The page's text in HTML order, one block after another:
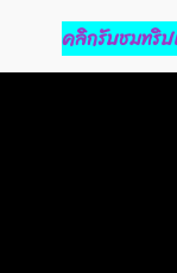
คลิกรับชมทริ